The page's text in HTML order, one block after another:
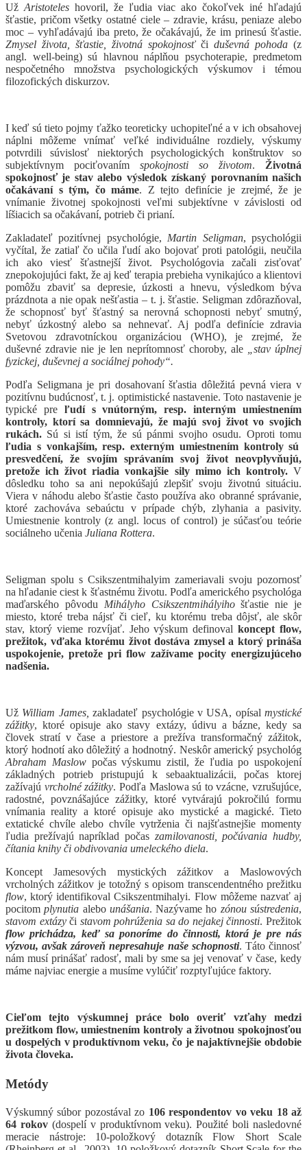
Už Aristoteles hovoril, že ľudia viac ako čokoľvek iné hľadajú
šťastie, pričom všetky ostatné ciele – zdravie, krásu, peniaze alebo
moc – vyhľadávajú iba preto, že očakávajú, že im prinesú šťastie.
Zmysel života, šťastie, životná spokojnosťči duševná pohoda (z
angl. well-being) sú hlavnou náplňou psychoterapie, predmetom
nespočetného množstva psychologických výskumov i témou
filozofických diskurzov.
I keď sú tieto pojmy ťažko teoreticky uchopiteľné a v ich obsahovej
náplni môžeme vnímať veľké individuálne rozdiely, výskumy
potvrdili súvislosť niektorých psychologických konštruktov so
subjektívnym pociťovaním spokojnosti so životom. Životná
spokojnosť je stav alebo výsledok získaný porovnaním našich
očakávaní s tým, čo máme. Z tejto definície je zrejmé, že je
vnímanie životnej spokojnosti veľmi subjektívne v závislosti od
líšiacich sa očakávaní, potrieb či prianí.
Zakladateľ pozitívnej psychológie, Martin Seligman, psychológii
vyčítal, že zatiaľ čo učila ľudí ako bojovať proti patológii, neučila
ich ako viesť šťastnejší život. Psychológovia začali zisťovať
znepokojujúci fakt, že aj keď terapia prebieha vynikajúco a klientovi
pomôžu zbaviť sa depresie, úzkosti a hnevu, výsledkom býva
prázdnota a nie opak nešťastia – t. j. šťastie. Seligman zdôrazňoval,
že schopnosť byť šťastný sa nerovná schopnosti nebyť smutný,
nebyť úzkostný alebo sa nehnevať. Aj podľa definície zdravia
Svetovou zdravotníckou organizáciou (WHO), je zrejmé, že
duševné zdravie nie je len neprítomnosť choroby, ale
„stav úplnej
fyzickej, duševnej a sociálnej pohody“.
Podľa Seligmana je pri dosahovaní šťastia dôležitá pevná viera v
pozitívnu budúcnosť, t. j. optimistické nastavenie. Toto nastavenie je
typické pre ľudí s vnútorným, resp. interným umiestnením
kontroly, ktorí sa domnievajú, že majú svoj život vo svojich
rukách. Sú si istí tým, že sú pánmi svojho osudu. Oproti tomu
ľudia s vonkajším, resp. externým umiestnením kontroly sú
presvedčení, že svojím správaním svoj život neovplyvňujú,
pretože ich život riadia vonkajšie sily mimo ich kontroly.V
dôsledku toho sa ani nepokúšajú zlepšiť svoju životnú situáciu.
Viera v náhodu alebo šťastie často používa ako obranné správanie,
ktoré zachováva sebaúctu v prípade chýb, zlyhania a pasivity.
Umiestnenie kontroly (z angl. locus of control) je súčasťou teórie
sociálneho učenia Juliana Rottera.
Seligman spolu s Csikszentmihalyim zameriavali svoju pozornosť
na hľadanie ciest k šťastnému životu. Podľa amerického psychológa
maďarského pôvodu Mihályho Csikszentmihályihošťastie nie je
miesto, ktoré treba nájsť či cieľ, ku ktorému treba dôjsť, ale skôr
stav, ktorý vieme rozvíjať. Jeho výskum definovalkoncept flow,
prežitok, vďaka ktorému život dostáva zmysel a ktorý prináša
uspokojenie, pretože pri flow zažívame pocity energizujúceho
nadšenia.
Už William James, zakladateľ psychológie v USA, opísal mystické
zážitky, ktoré opisuje ako stavy extázy, údivu a bázne, kedy sa
človek stratí v čase a priestore a prežíva transformačný zážitok,
ktorý hodnotí ako dôležitý a hodnotný. Neskôr americký psychológ
Abraham Maslowpočas výskumu zistil, že ľudia po uspokojení
základných potrieb pristupujú k sebaaktualizácii, počas ktorej
zažívajú vrcholné zážitky. Podľa Maslowa sú to vzácne, vzrušujúce,
radostné, povznášajúce zážitky, ktoré vytvárajú pokročilú formu
vnímania reality a ktoré opisuje ako mystické a magické. Tieto
extatické chvíle alebo chvíle vytrženia či najšťastnejšie momenty
ľudia prežívajú napríklad počas zamilovanosti, počúvania hudby,
čítania knihy či obdivovania umeleckého diela.
Koncept Jamesových mystických zážitkov a Maslowových
vrcholných zážitkov je totožný s opisom transcendentného prežitku
flow, ktorý identifikoval Csikszentmihalyi. Flow môžeme nazvať aj
pocitomplynutia alebo unášania. Nazývame ho zónou sústredenia,
stavom extázyči stavom pohrúženia sa do nejakej činnosti. Prežitok
flow prichádza, keď sa ponoríme do činnosti, ktorá je pre nás
výzvou, avšak zároveň nepresahuje naše schopnosti. Táto činnosť
nám musí prinášať radosť, mali by sme sa jej venovať v čase, kedy
máme najviac energie a musíme vylúčiť rozptyľujúce faktory.
Cieľom tejto výskumnej práce bolo overiť vzťahy medzi
prežitkom flow, umiestnením kontroly a životnou spokojnosťou
u dospelých v produktívnom veku, čo je najaktívnejšie obdobie
života človeka.
Metódy
Výskumný súbor pozostával zo 106 respondentov vo veku 18 až
64 rokov(dospelí v produktívnom veku). Použité boli nasledovné
meracie nástroje: 10-položkový dotazník Flow Short Scale